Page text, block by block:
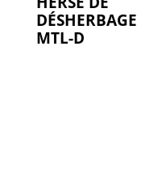
DÉSHERBAGE
MTL-D